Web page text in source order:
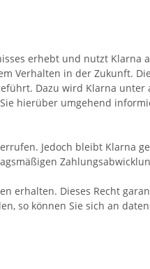
erhebt und nutzt Klarna
Verhalten in der Zukunft.
Dazu wird Klarna unter
hierüber umgehend
Jedoch bleibt Klarna
erhalten. Dieses Recht
so können Sie sich an